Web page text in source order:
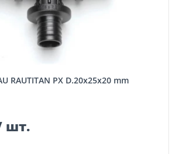
RAUTITAN PX D.20x25x20 mm
шт.